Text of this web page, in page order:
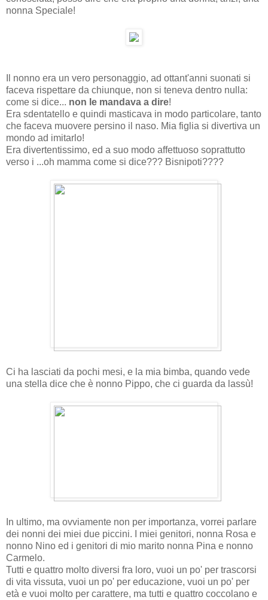
nonna Speciale!
Il nonno era un vero personaggio, ad ottant'anni suonati si
faceva rispettare da chiunque, non si teneva dentro nulla:
come si dice... non le mandava a dire!
Era sdentatello e quindi masticava in modo particolare, tanto
che faceva muovere persino il naso. Mia figlia si divertiva un
mondo ad imitarlo!
Era divertentissimo, ed a suo modo affettuoso soprattutto
verso i ...oh mamma come si dice??? Bisnipoti????
Ci ha lasciati da pochi mesi, e la mia bimba, quando vede
una stella dice che è nonno Pippo, che ci guarda da lassù!
In ultimo, ma ovviamente non per importanza, vorrei parlare
dei nonni dei miei due piccini. I miei genitori, nonna Rosa e
nonno Nino ed i genitori di mio marito nonna Pina e nonno
Carmelo.
Tutti e quattro molto diversi fra loro, vuoi un po' per trascorsi
di vita vissuta, vuoi un po' per educazione, vuoi un po' per
età e vuoi molto per carattere, ma tutti e quattro coccolano e